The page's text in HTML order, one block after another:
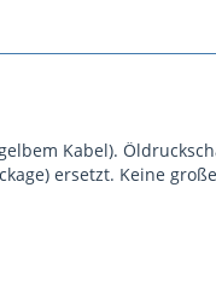
Kabel).
ersetzt. Keine